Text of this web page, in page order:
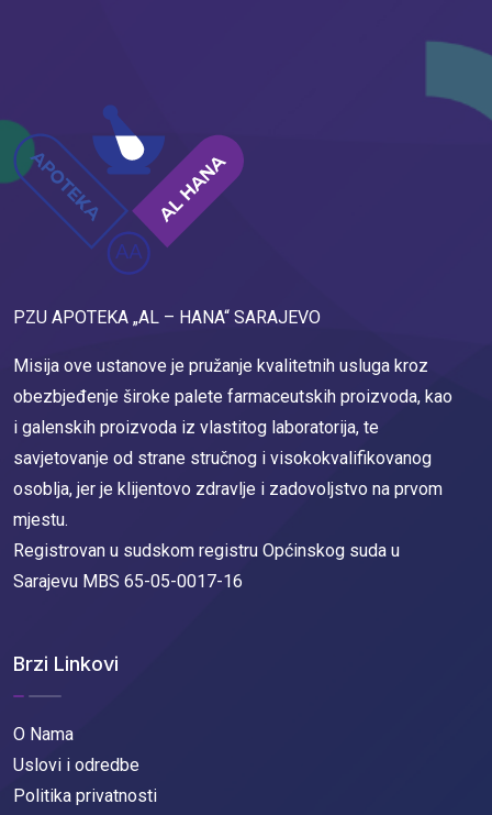
PZU APOTEKA „AL – HANA“ SARAJEVO
Misija ove ustanove je pružanje kvalitetnih usluga kroz
obezbjeđenje široke palete farmaceutskih proizvoda, kao
i galenskih proizvoda iz vlastitog laboratorija, te
savjetovanje od strane stručnog i visokokvalifikovanog
osoblja, jer je klijentovo zdravlje i zadovoljstvo na prvom
mjestu.
Registrovan u sudskom registru Općinskog suda u
Sarajevu MBS 65-05-0017-16
Brzi Linkovi
O Nama
Uslovi i odredbe
Politika privatnosti